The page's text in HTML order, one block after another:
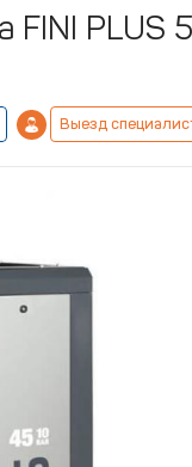
FINI PLUS
Выезд